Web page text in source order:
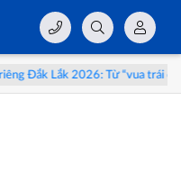
“vua trái cây” đến hành trình